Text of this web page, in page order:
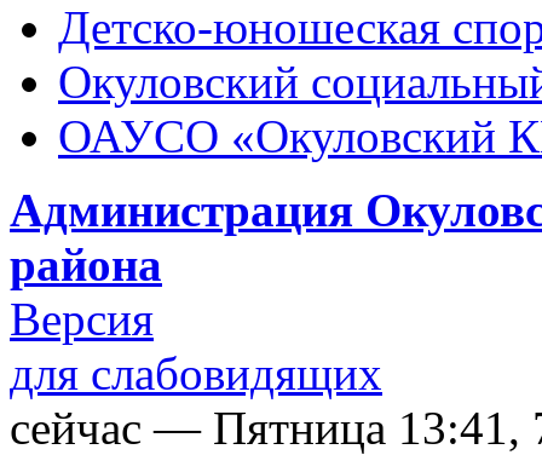
Детско-юношеская
Окуловский
ОАУСО «Окуловский
Администрация
района
Версия
для слабовидящих
сейчас — Пятница 13:41,